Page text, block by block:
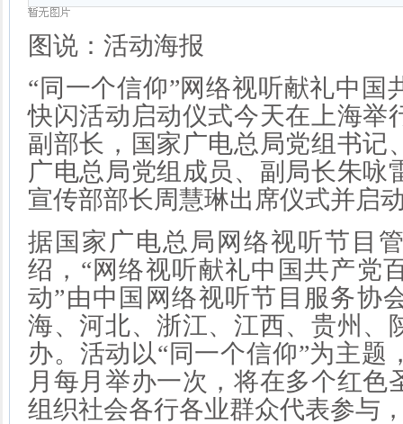
图说：活动海报
“同一个信仰”网络视听献礼中国
快闪活动启动仪式今天在上海举
副部长，国家广电总局党组书记
广电总局党组成员、副局长朱咏
宣传部部长周慧琳出席仪式并启
据国家广电总局网络视听节目
绍，“网络视听献礼中国共产党
动”由中国网络视听节目服务协
海、河北、浙江、江西、贵州、
办。活动以“同一个信仰”为主题
月每月举办一次，将在多个红色
组织社会各行各业群众代表参与